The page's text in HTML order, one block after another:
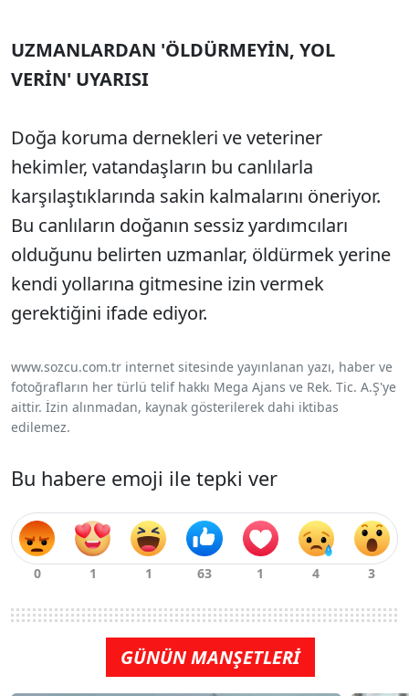
UZMANLARDAN 'ÖLDÜRMEYİN, YOL
VERİN' UYARISI
Doğa koruma dernekleri ve veteriner
hekimler, vatandaşların bu canlılarla
karşılaştıklarında sakin kalmalarını öneriyor.
Bu canlıların doğanın sessiz yardımcıları
olduğunu belirten uzmanlar, öldürmek yerine
kendi yollarına gitmesine izin vermek
gerektiğini ifade ediyor.
www.sozcu.com.tr internet sitesinde yayınlanan yazı, haber ve
fotoğrafların her türlü telif hakkı Mega Ajans ve Rek. Tic. A.Ş'ye
aittir. İzin alınmadan, kaynak gösterilerek dahi iktibas
edilemez.
Bu habere emoji ile tepki ver
GÜNÜN MANŞETLERİ